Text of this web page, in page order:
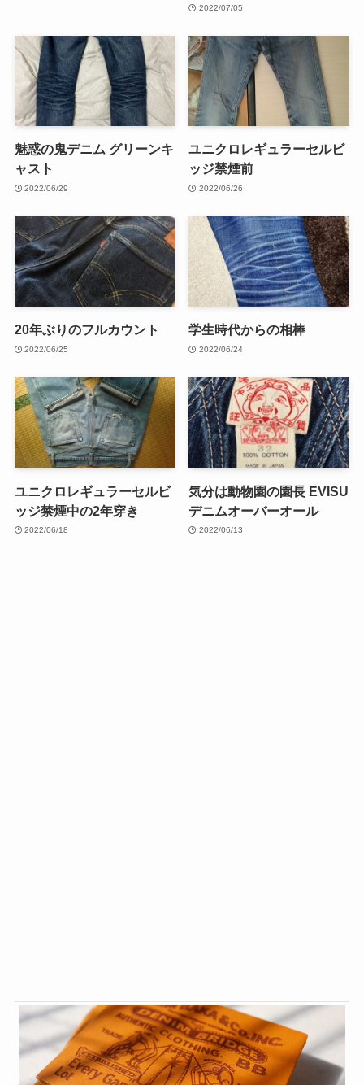
2022/07/05
魅惑の鬼デニム グリーンキ
ャスト
2022/06/29
ユニクロレギュラーセルビ
ッジ禁煙前
2022/06/26
20年ぶりのフルカウント
2022/06/25
学生時代からの相棒
2022/06/24
ユニクロレギュラーセルビ
ッジ禁煙中の2年穿き
2022/06/18
気分は動物園の園長 EVISU
デニムオーバーオール
2022/06/13